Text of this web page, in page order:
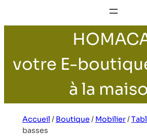
votre E-
à la
Accueil / Boutique/ Mobilier/
basses